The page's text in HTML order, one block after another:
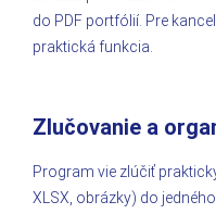
do PDF portfólií. Pre
praktická funkcia.
Zlučovanie a
Program vie zlúčiť
XLSX, obrázky) do